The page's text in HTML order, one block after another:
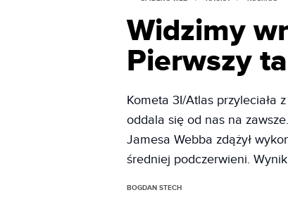
Widzimy
Pierwszy
Kometa 3I/Atlas przyleciała
oddala się od nas na
Jamesa Webba zdążył
średniej podczerwieni.
BOGDAN STECH